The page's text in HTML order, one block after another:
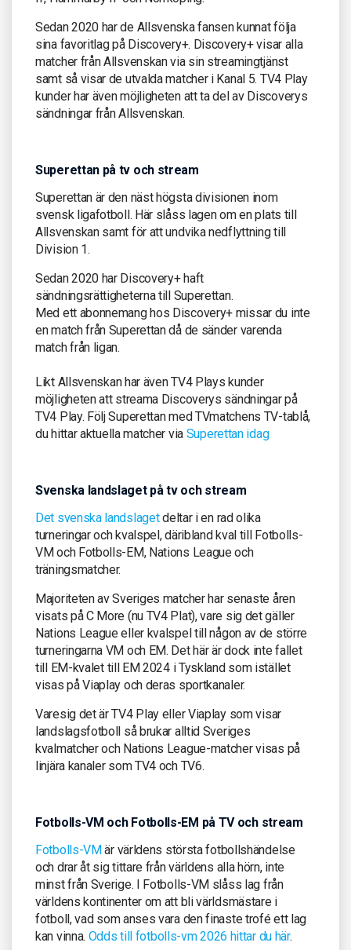
Sedan 2020 har de Allsvenska fansen kunnat följa
sina favoritlag på Discovery+. Discovery+ visar alla
matcher från Allsvenskan via sin streamingtjänst
samt så visar de utvalda matcher i Kanal 5. TV4 Play
kunder har även möjligheten att ta del av Discoverys
sändningar från Allsvenskan.
Superettan på tv och stream
Superettan är den näst högsta divisionen inom
svensk ligafotboll. Här slåss lagen om en plats till
Allsvenskan samt för att undvika nedflyttning till
Division 1.
Sedan 2020 har Discovery+ haft
sändningsrättigheterna till Superettan.
Med ett abonnemang hos Discovery+ missar du inte
en match från Superettan då de sänder varenda
match från ligan.
Likt Allsvenskan har även TV4 Plays kunder
möjligheten att streama Discoverys sändningar på
TV4 Play. Följ Superettan med TVmatchens TV-tablå,
du hittar aktuella matcher via Superettan idag
Svenska landslaget på tv och stream
Det svenska landslagetdeltar i en rad olika
turneringar och kvalspel, däribland kval till Fotbolls-
VM och Fotbolls-EM, Nations League och
träningsmatcher.
Majoriteten av Sveriges matcher har senaste åren
visats på C More (nu TV4 Plat), vare sig det gäller
Nations League eller kvalspel till någon av de större
turneringarna VM och EM. Det här är dock inte fallet
till EM-kvalet till EM 2024 i Tyskland som istället
visas på Viaplay och deras sportkanaler.
Varesig det är TV4 Play eller Viaplay som visar
landslagsfotboll så brukar alltid Sveriges
kvalmatcher och Nations League-matcher visas på
linjära kanaler som TV4 och TV6.
Fotbolls-VM och Fotbolls-EM på TV och stream
Fotbolls-VMär världens största fotbollshändelse
och drar åt sig tittare från världens alla hörn, inte
minst från Sverige. I Fotbolls-VM slåss lag från
världens kontinenter om att bli världsmästare i
fotboll, vad som anses vara den finaste trofé ett lag
kan vinna. Odds till fotbolls-vm 2026 hittar du här.